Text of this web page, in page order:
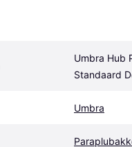
Umbra Hub
Standaard
Umbra